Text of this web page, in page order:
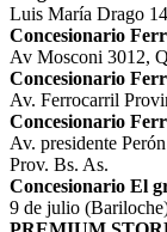
Luis María Drago
Concesionario
Av Mosconi 3012,
Concesionario
Av. Ferrocarril
Concesionario
Av. presidente
Prov. Bs. As.
Concesionario El
9 de julio